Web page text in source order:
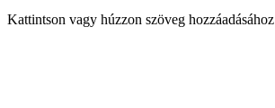
Kattintson vagy húzzon szöveg hozzáadásához